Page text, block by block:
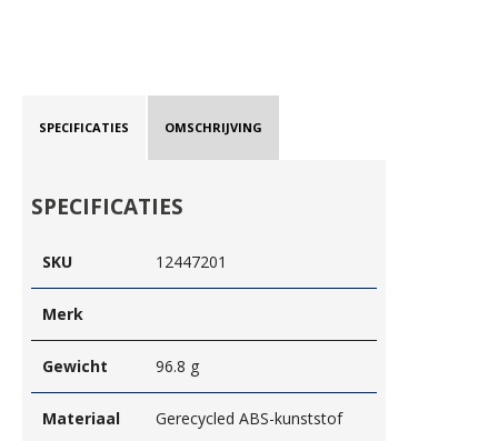
SPECIFICATIES OMSCHRIJVING
SPECIFICATIES
SKU 12447201
Merk
Gewicht 96.8 g
Materiaal Gerecycled ABS-kunststof